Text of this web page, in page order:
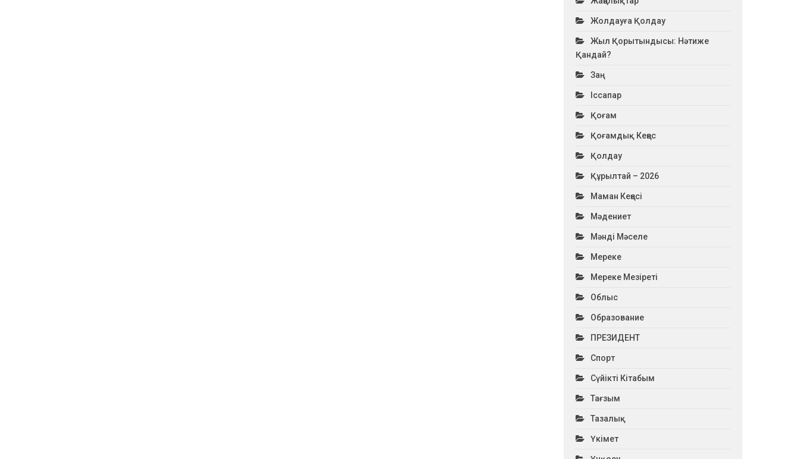
Жолдауға Қолдау
Жыл Қорытындысы: Нәтиже
Қандай?
Заң
Іссапар
Қоғам
Қоғамдық Кеңес
Қолдау
Құрылтай – 2026
Маман Кеңесі
Мәдениет
Мәнді Мәселе
Мереке
Мереке Мезіреті
Облыс
Образование
ПРЕЗИДЕНТ
Спорт
Сүйікті Кітабым
Тағзым
Тазалық
Үкімет